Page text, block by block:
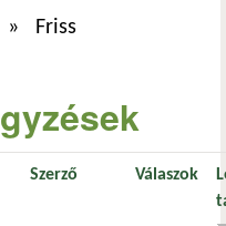
»
Friss
Szerző Válaszok